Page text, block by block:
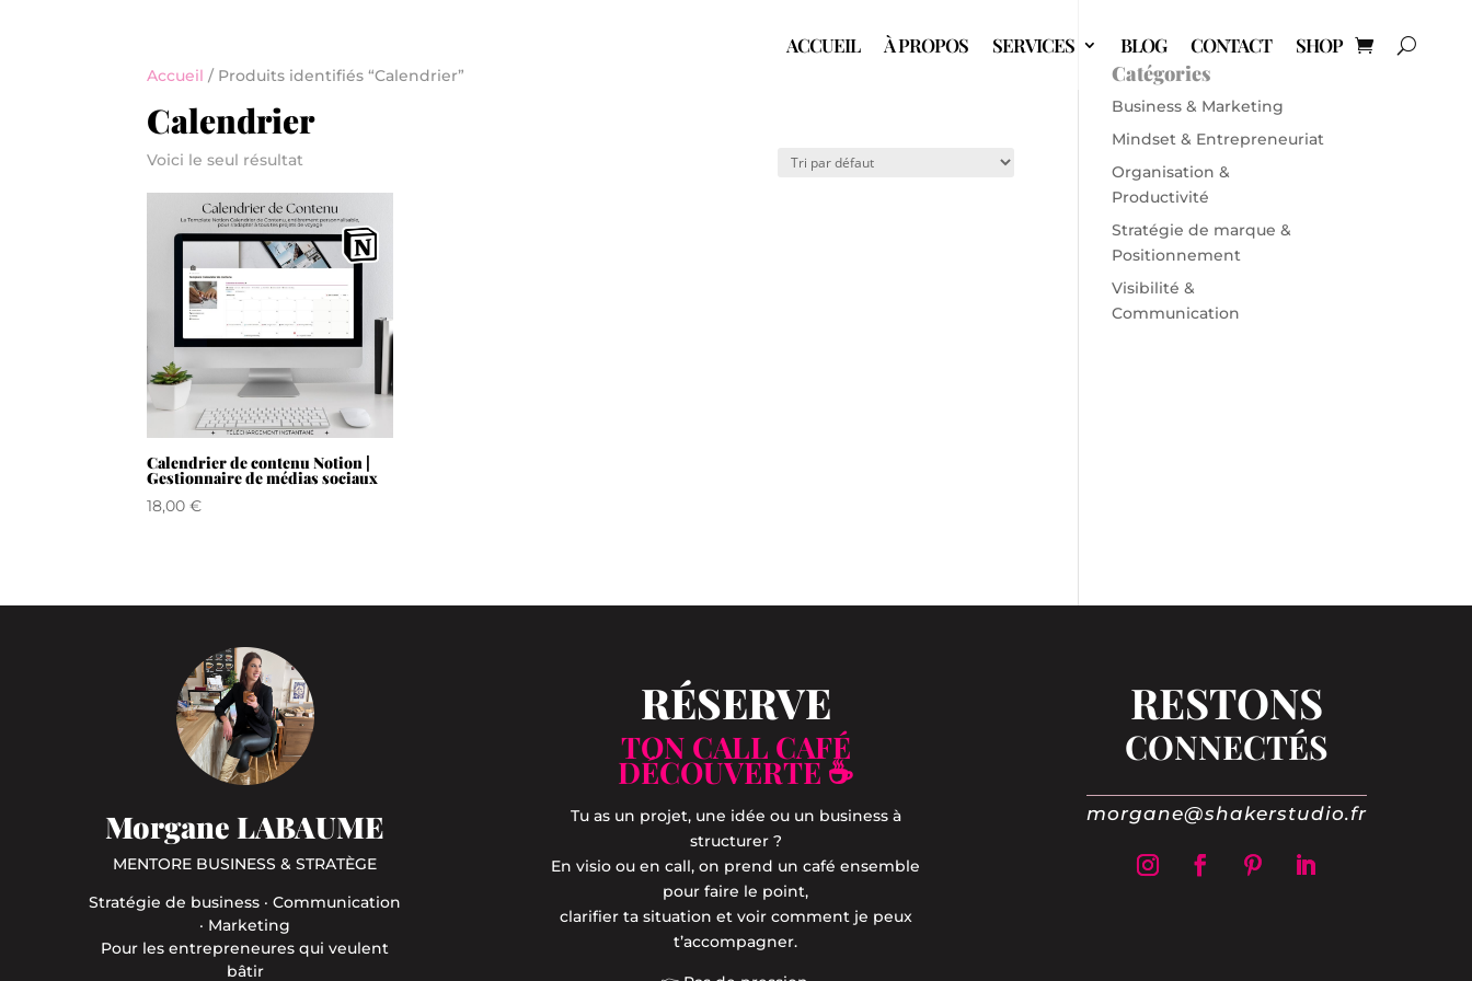
ACCUEIL À PROPOS SERVICES BLOG CONTACT SHOP
Accueil / Produits identifiés “Calendrier”
Calendrier
Voici le seul résultat
Calendrier de contenu Notion |
Gestionnaire de médias sociaux
18,00€
Catégories
Business & Marketing
Mindset & Entrepreneuriat
Organisation &
Productivité
Stratégie de marque &
Positionnement
Visibilité &
Communication
Morgane LABAUME
MENTORE BUSINESS & STRATÈGE
Stratégie de business · Communication
· Marketing
Pour les entrepreneures qui veulent
bâtir
RÉSERVE
TON CALL CAFÉ
DÉCOUVERTE ☕
Tu as un projet, une idée ou un business à
structurer ?
En visio ou en call, on prend un café ensemble
pour faire le point,
clarifier ta situation et voir comment je peux
t’accompagner.
RESTONS
CONNECTÉS
morgane@shakerstudio.fr